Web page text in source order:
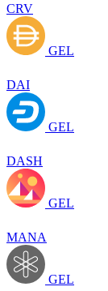
CRV
GEL
DAI
GEL
DASH
GEL
MANA
GEL